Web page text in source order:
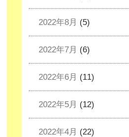
2022年8月 (5)
2022年7月 (6)
2022年6月 (11)
2022年5月 (12)
2022年4月 (22)